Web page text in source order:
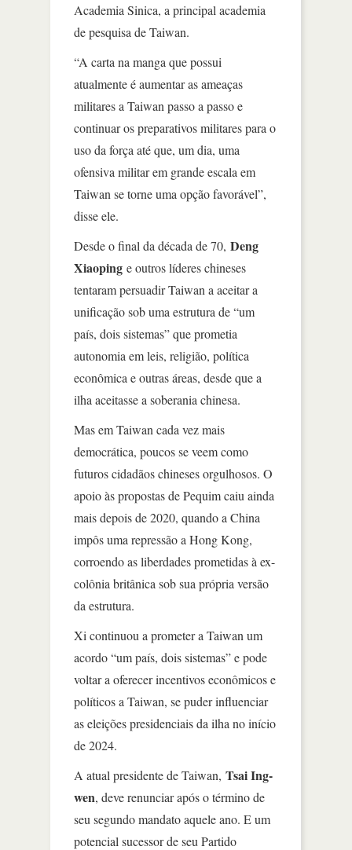
Academia Sinica, a principal academia
de pesquisa de Taiwan.
“A carta na manga que possui
atualmente é aumentar as ameaças
militares a Taiwan passo a passo e
continuar os preparativos militares para o
uso da força até que, um dia, uma
ofensiva militar em grande escala em
Taiwan se torne uma opção favorável”,
disse ele.
Desde o final da década de 70, Deng
Xiaoping e outros líderes chineses
tentaram persuadir Taiwan a aceitar a
unificação sob uma estrutura de “um
país, dois sistemas” que prometia
autonomia em leis, religião, política
econômica e outras áreas, desde que a
ilha aceitasse a soberania chinesa.
Mas em Taiwan cada vez mais
democrática, poucos se veem como
futuros cidadãos chineses orgulhosos. O
apoio às propostas de Pequim caiu ainda
mais depois de 2020, quando a China
impôs uma repressão a Hong Kong,
corroendo as liberdades prometidas à ex-
colônia britânica sob sua própria versão
da estrutura.
Xi continuou a prometer a Taiwan um
acordo “um país, dois sistemas” e pode
voltar a oferecer incentivos econômicos e
políticos a Taiwan, se puder influenciar
as eleições presidenciais da ilha no início
de 2024.
A atual presidente de Taiwan, Tsai Ing-
wen, deve renunciar após o término de
seu segundo mandato aquele ano. E um
potencial sucessor de seu Partido